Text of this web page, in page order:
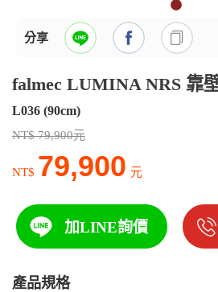
分享
falmec LUMINA NRS 靠
L036 (90cm)
NT$ 79,900元
NT$ 79,900 元
加LINE詢價
產品規格